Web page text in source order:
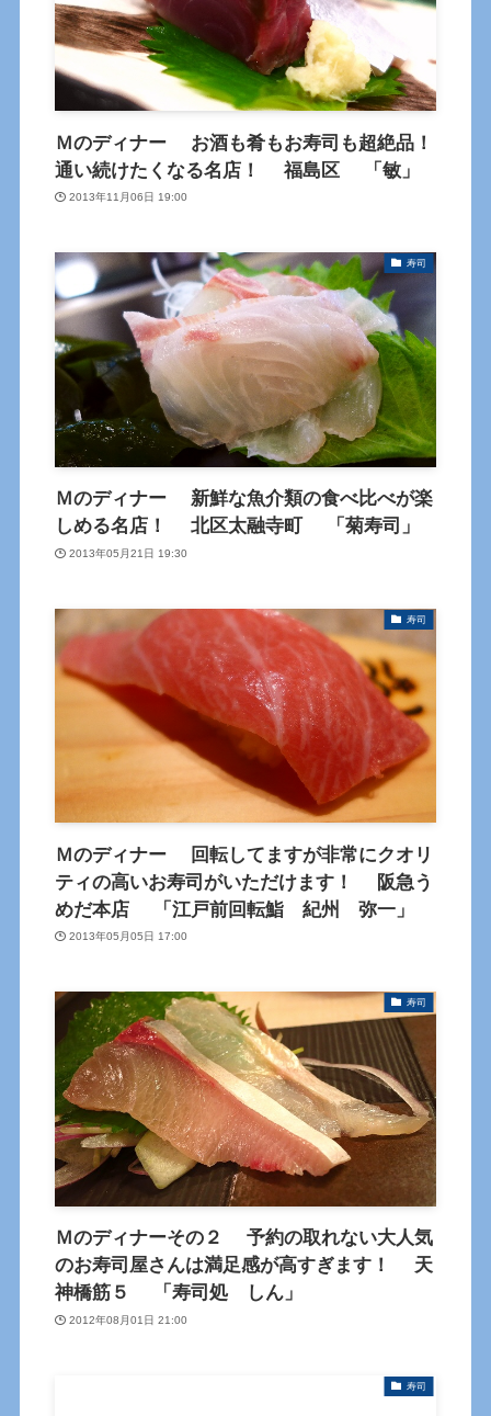
Ｍのディナー お酒も肴もお寿司も超絶品！
通い続けたくなる名店！ 福島区 「敏」
2013年11月06日 19:00
寿司
Ｍのディナー 新鮮な魚介類の食べ比べが楽
しめる名店！ 北区太融寺町 「菊寿司」
2013年05月21日 19:30
寿司
Ｍのディナー 回転してますが非常にクオリ
ティの高いお寿司がいただけます！ 阪急う
めだ本店 「江戸前回転鮨 紀州 弥一」
2013年05月05日 17:00
寿司
Ｍのディナーその２ 予約の取れない大人気
のお寿司屋さんは満足感が高すぎます！ 天
神橋筋５ 「寿司処 しん」
2012年08月01日 21:00
寿司